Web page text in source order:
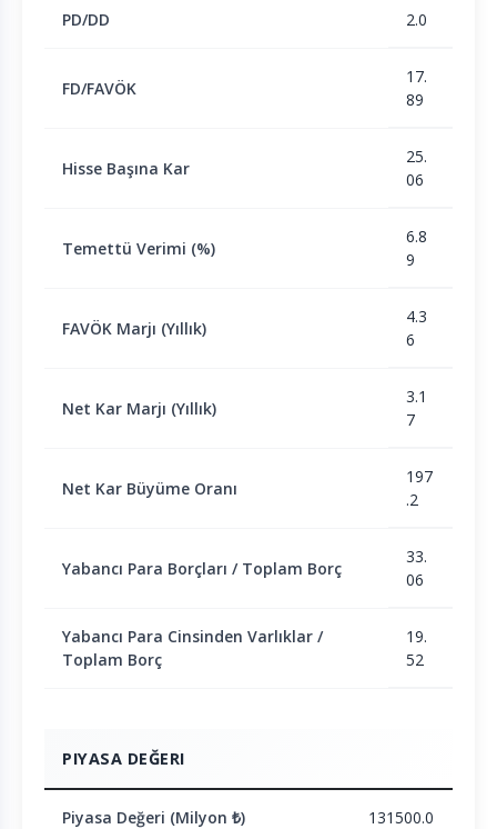
PD/DD 2.0
FD/FAVÖK
17.
89
Hisse Başına Kar
25.
06
Temettü Verimi (%)
6.8
9
FAVÖK Marjı (Yıllık)
4.3
6
Net Kar Marjı (Yıllık)
3.1
7
Net Kar Büyüme Oranı
197
.2
Yabancı Para Borçları / Toplam Borç
33.
06
Yabancı Para Cinsinden Varlıklar /
Toplam Borç
19.
52
PIYASA DEĞERI
Piyasa Değeri (Milyon ₺) 131500.0